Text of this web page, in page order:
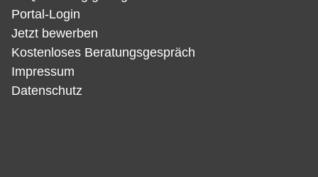
Portal-Login
Jetzt bewerben
Kostenloses Beratungsgespräch
Impressum
Datenschutz